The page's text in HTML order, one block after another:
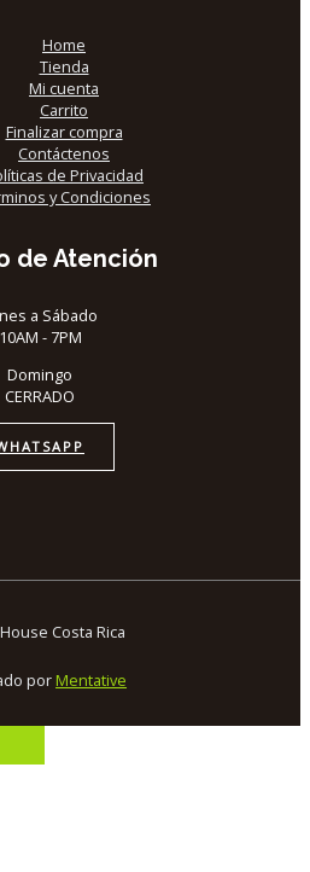
Home
Tienda
Mi cuenta
Carrito
Finalizar compra
Contáctenos
de Privacidad
y Condiciones
de Atención
a Sábado
10AM - 7PM
Domingo
CERRADO
Costa Rica
por Mentative